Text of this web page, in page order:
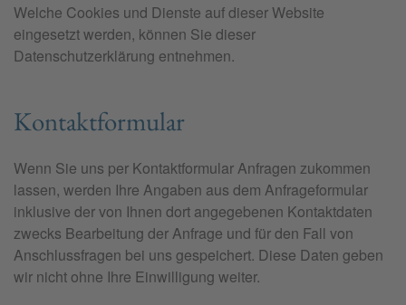
Welche Cookies und Dienste auf dieser Website
eingesetzt werden, können Sie dieser
Datenschutzerklärung entnehmen.
Kontaktformular
Wenn Sie uns per Kontaktformular Anfragen zukommen
lassen, werden Ihre Angaben aus dem Anfrageformular
inklusive der von Ihnen dort angegebenen Kontaktdaten
zwecks Bearbeitung der Anfrage und für den Fall von
Anschlussfragen bei uns gespeichert. Diese Daten geben
wir nicht ohne Ihre Einwilligung weiter.